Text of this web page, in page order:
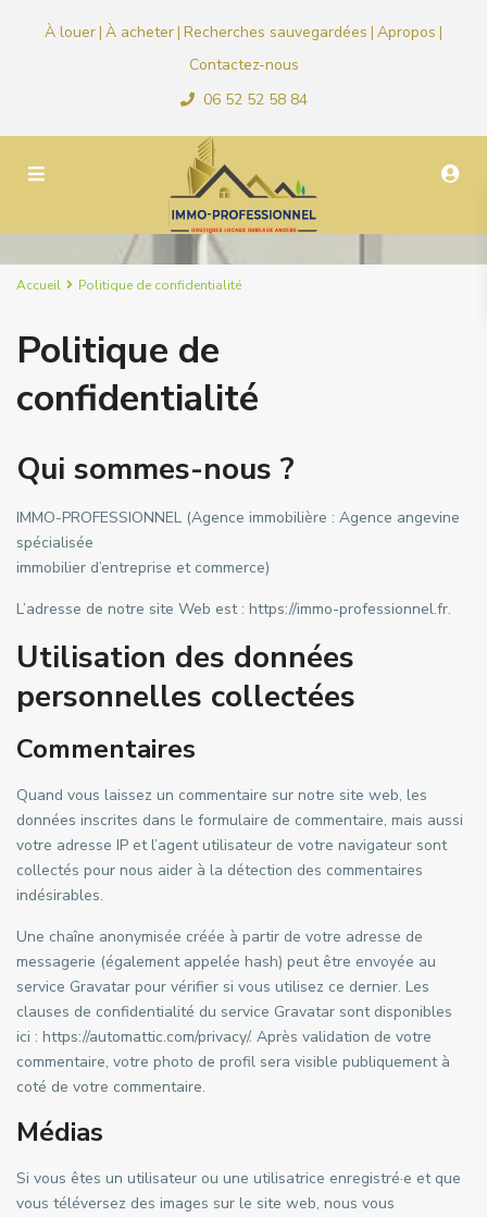
À louer| À acheter| Recherches sauvegardées | Apropos |
Contactez-nous
06 52 52 58 84
Accueil Politique de confidentialité
Politique de
confidentialité
Qui sommes-nous ?
IMMO-PROFESSIONNEL (Agence immobilière : Agence angevine
spécialisée
immobilier d’entreprise et commerce)
L’adresse de notre site Web est : https://immo-professionnel.fr.
Utilisation des données
personnelles collectées
Commentaires
Quand vous laissez un commentaire sur notre site web, les
données inscrites dans le formulaire de commentaire, mais aussi
votre adresse IP et l’agent utilisateur de votre navigateur sont
collectés pour nous aider à la détection des commentaires
indésirables.
Une chaîne anonymisée créée à partir de votre adresse de
messagerie (également appelée hash) peut être envoyée au
service Gravatar pour vérifier si vous utilisez ce dernier. Les
clauses de confidentialité du service Gravatar sont disponibles
ici : https://automattic.com/privacy/. Après validation de votre
commentaire, votre photo de profil sera visible publiquement à
coté de votre commentaire.
Médias
Si vous êtes un utilisateur ou une utilisatrice enregistré·e et que
vous téléversez des images sur le site web, nous vous